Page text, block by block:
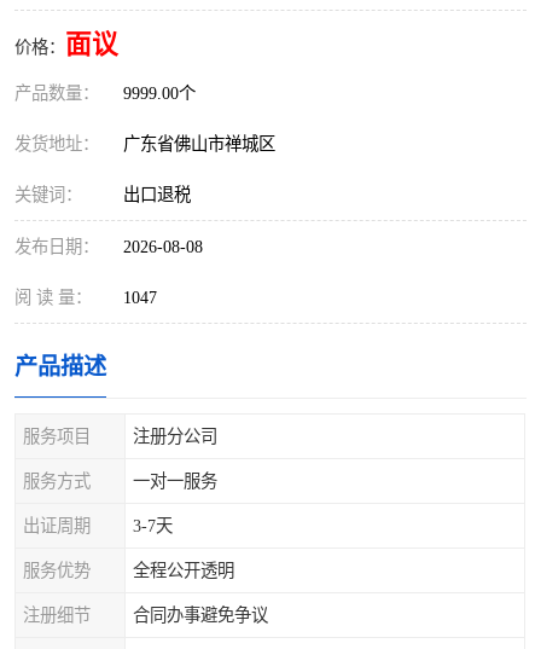
价格： 面议
产品数量： 9999.00个
发货地址： 广东省佛山市禅城区
关键词： 出口退税
发布日期： 2026-08-08
阅 读 量： 1047
产品描述
服务项目 注册分公司
服务方式 一对一服务
出证周期 3-7天
服务优势 全程公开透明
注册细节 合同办事避免争议